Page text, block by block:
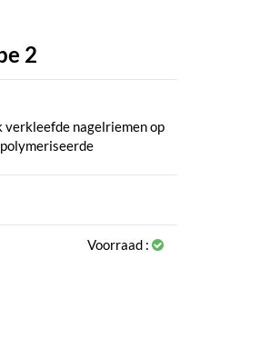
2
nagelriemen op
Voorraad :